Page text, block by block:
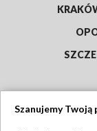
Szanujemy Twoją